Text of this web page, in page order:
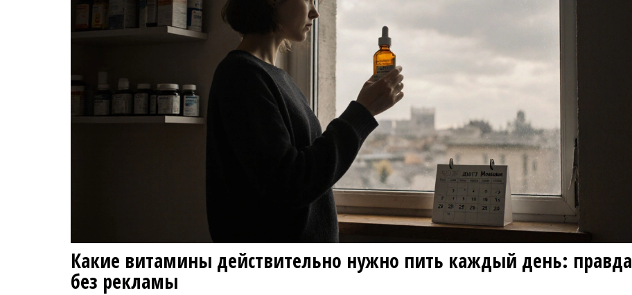
Какие витамины действительно нужно пить каждый день: правда
без рекламы